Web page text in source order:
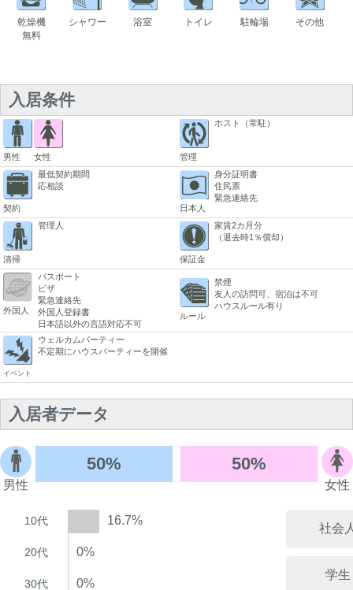
乾燥機
無料
シャワー 浴室 トイレ 駐輪場 その他
入居条件
男性 女性 管理
ホスト（常駐）
契約
最低契約期間
応相談
日本人
身分証明書
住民票
緊急連絡先
清掃
管理人
保証金
家賃2カ月分
（退去時1％償却）
外国人
パスポート
ビザ
緊急連絡先
外国人登録書
日本語以外の言語対応不可
ルール
禁煙
友人の訪問可、宿泊は不可
ハウスルール有り
イベント
ウェルカムパーティー
不定期にハウスパーティーを開催
入居者データ
男性
50% 50%
女性
10代 16.7%
20代 0%
30代 0%
社会
学生